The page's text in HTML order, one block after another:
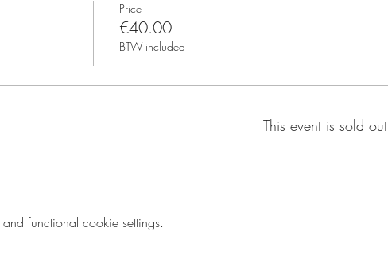
Price
€40.00
BTW included
This event is sold out
functional cookie settings.